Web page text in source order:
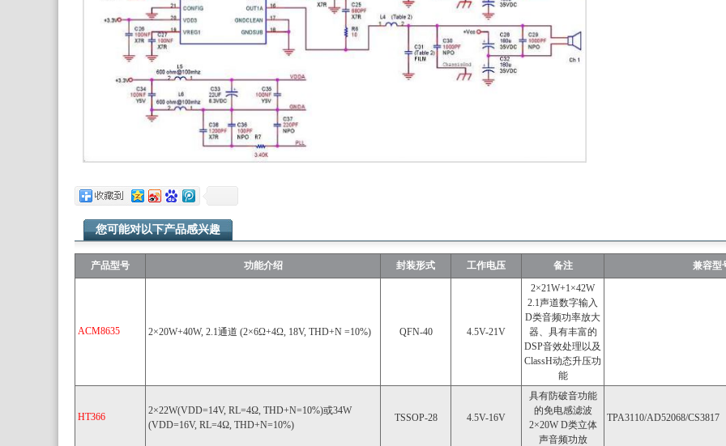
您可能对以下产品感兴趣
产品型号 功能介绍 封装形式 工作电压 备注 兼容型
ACM8635 2×20W+40W, 2.1通道 (2×6Ω+4Ω, 18V, THD+N =10%) QFN-40 4.5V-21V
2×21W+1×42W
2.1声道数字输入
D类音频功率放大
器、具有丰富的
DSP音效处理以及
ClassH动态升压功
能
HT366
2×22W(VDD=14V, RL=4Ω, THD+N=10%)或34W
(VDD=16V, RL=4Ω, THD+N=10%)
TSSOP-28 4.5V-16V
具有防破音功能
的免电感滤波
2×20W D类立体
声音频功放
TPA3110/AD52068/CS3817